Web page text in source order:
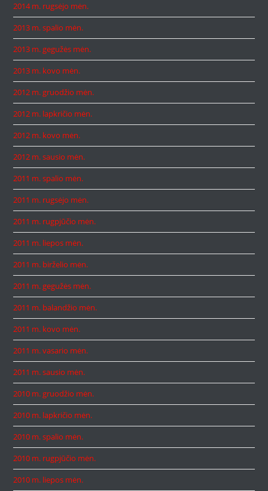
2014 m. rugsėjo mėn.
2013 m. spalio mėn.
2013 m. gegužės mėn.
2013 m. kovo mėn.
2012 m. gruodžio mėn.
2012 m. lapkričio mėn.
2012 m. kovo mėn.
2012 m. sausio mėn.
2011 m. spalio mėn.
2011 m. rugsėjo mėn.
2011 m. rugpjūčio mėn.
2011 m. liepos mėn.
2011 m. birželio mėn.
2011 m. gegužės mėn.
2011 m. balandžio mėn.
2011 m. kovo mėn.
2011 m. vasario mėn.
2011 m. sausio mėn.
2010 m. gruodžio mėn.
2010 m. lapkričio mėn.
2010 m. spalio mėn.
2010 m. rugpjūčio mėn.
2010 m. liepos mėn.